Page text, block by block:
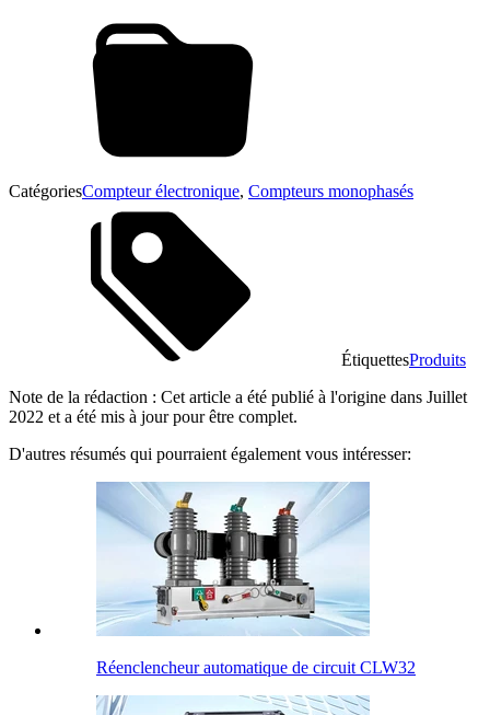
CatégoriesCompteur électronique, Compteurs monophasés
ÉtiquettesProduits
Note de la rédaction : Cet article a été publié à l'origine dans Juillet
2022 et a été mis à jour pour être complet.
D'autres résumés qui pourraient également vous intéresser:
Réenclencheur automatique de circuit CLW32